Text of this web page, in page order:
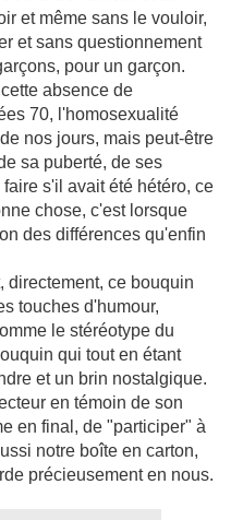
et même sans le vouloir,
et sans questionnement
pour un garçon.
absence de
70, l'homosexualité
nos jours, mais peut-être
sa puberté, de ses
s'il avait été hétéro, ce
chose, c'est lorsque
des différences qu'enfin
directement, ce bouquin
touches d'humour,
le stéréotype du
qui tout en étant
et un brin nostalgique.
en témoin de son
en final, de "participer" à
notre boîte en carton,
précieusement en nous.